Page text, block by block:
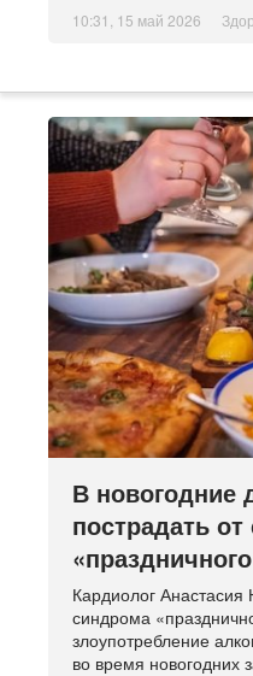
10:31, 15 май 2026
В новогодние
пострадать
Кардиолог
синдрома
злоупотребление
во время новогодних